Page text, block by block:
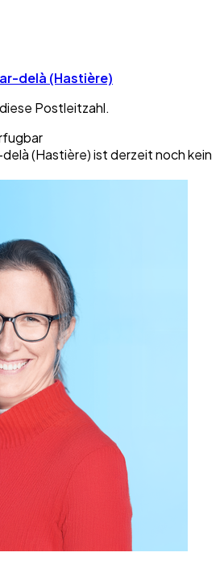
delà (Hastière)
Postleitzahl.
(Hastière) ist derzeit noch kein